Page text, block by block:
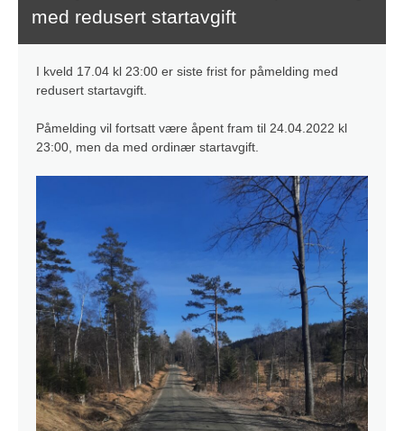
med redusert startavgift
I kveld 17.04 kl 23:00 er siste frist for påmelding med
redusert startavgift.
Påmelding vil fortsatt være åpent fram til 24.04.2022 kl
23:00, men da med ordinær startavgift.